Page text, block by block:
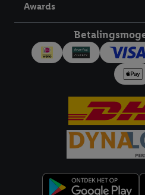
Awards